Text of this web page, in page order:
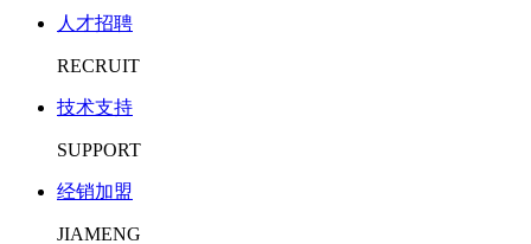
人才招聘
RECRUIT
技术支持
SUPPORT
经销加盟
JIAMENG